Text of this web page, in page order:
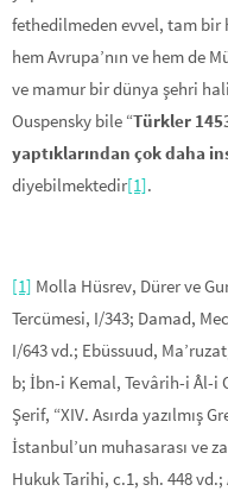
fethedilmeden evvel, tam bir
hem Avrupa’nın ve hem de
ve mamur bir dünya şehri
Ouspensky bile “Türkler
yaptıklarından çok daha
diyebilmektedir[1].
[1] Molla Hüsrev, Dürer ve
Tercümesi, I/343; Damad,
I/643 vd.; Ebüssuud,
b; İbn-i Kemal, Tevârih-i Âl-i
Şerif, “XIV. Asırda yazılmış
İstanbul’un muhasarası ve
Hukuk Tarihi, c.1, sh. 448